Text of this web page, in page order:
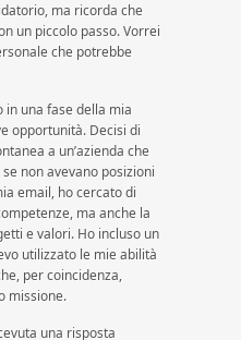
ma ricorda che
un piccolo passo. Vorrei
che potrebbe
in una fase della mia
opportunità. Decisi di
a un’azienda che
non avevano posizioni
email, ho cercato di
ma anche la
e valori. Ho incluso un
utilizzato le mie abilità
per coincidenza,
missione.
una risposta